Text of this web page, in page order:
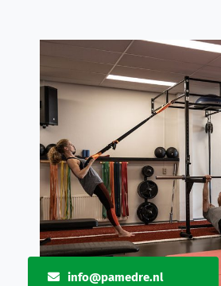
info@pamedre.nl